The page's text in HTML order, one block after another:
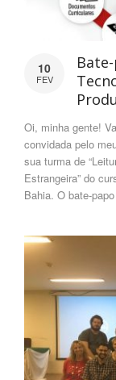
10
FEV
Oi, minha gente!
convidada pelo
sua turma de
Estrangeira” do
Bahia. O bate-